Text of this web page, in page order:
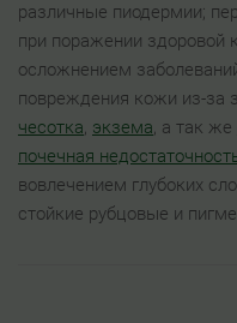
различные пиодермии;
при поражении здоровой
осложнением
повреждения кожи из-за
чесотка, экзема, а так же
почечная
вовлечением глубоких
стойкие рубцовые и